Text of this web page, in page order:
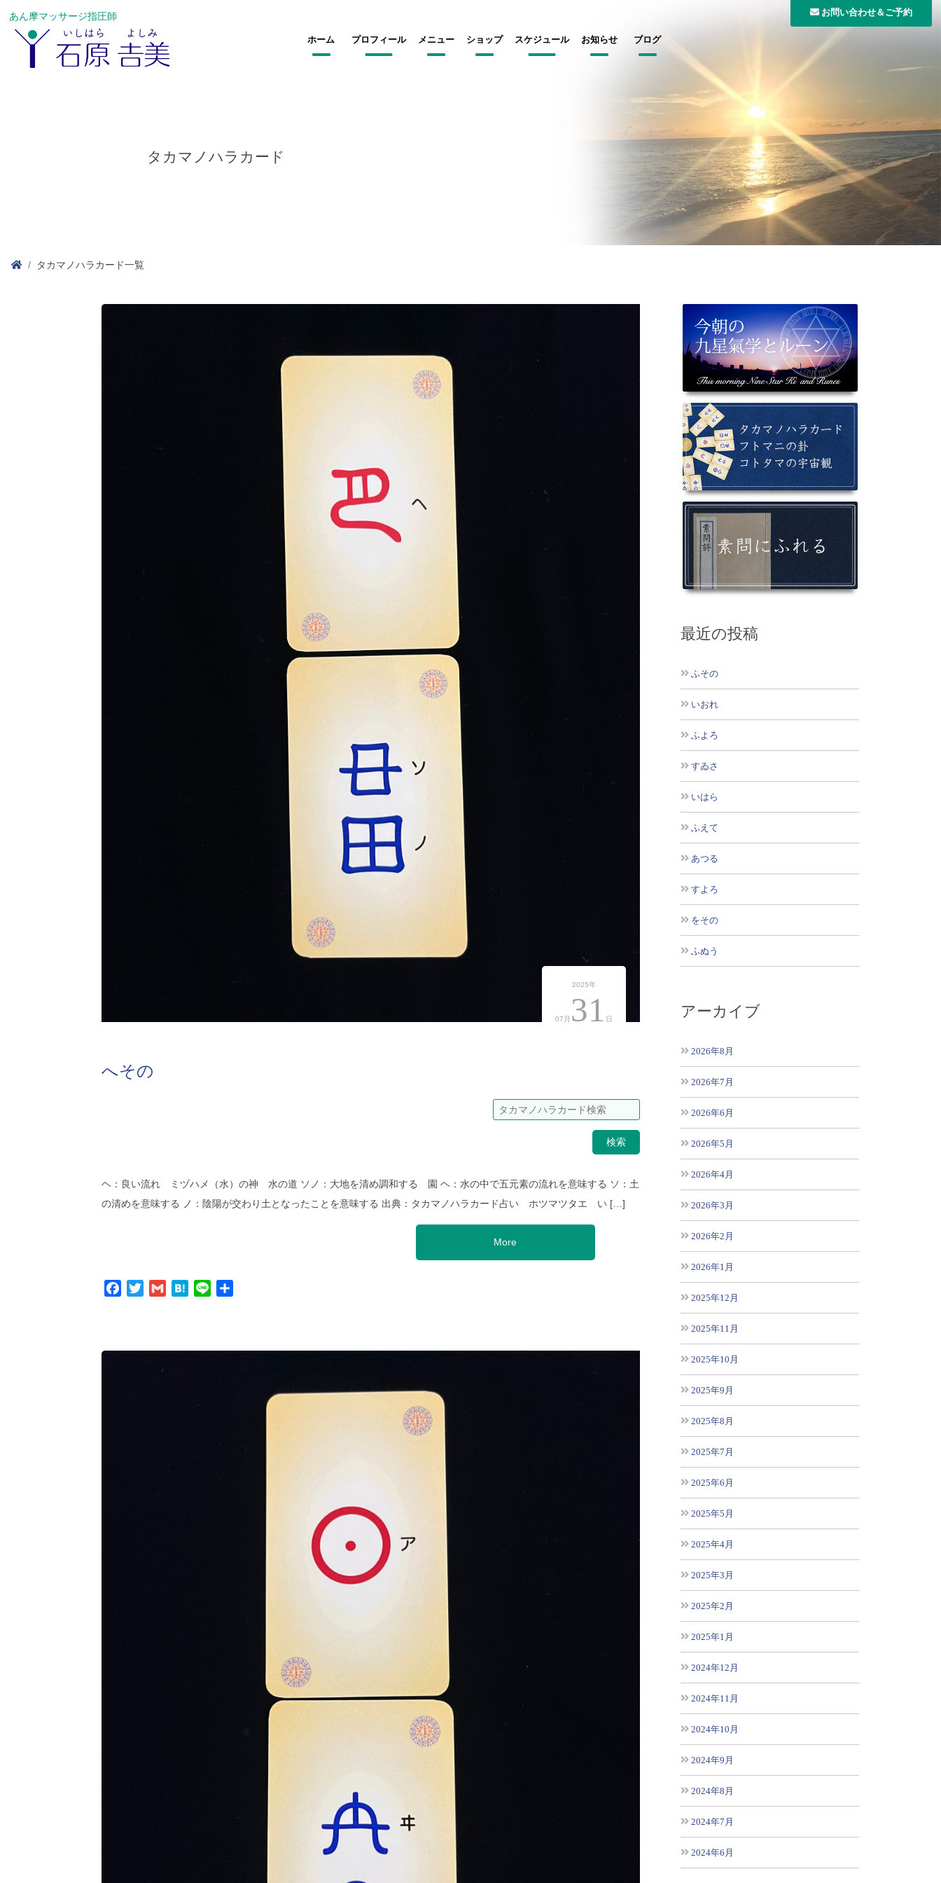
あん摩マッサージ指圧師 お問い合わせ＆ご予約
ホーム プロフィール メニュー ショップ スケジュール お知らせ ブログ
タカマノハラカード
タカマノハラカード一覧
2025年
07月 31 日
へその
検索
ヘ：良い流れ ミヅハメ（水）の神 水の道 ソノ：大地を清め調和する 園 ヘ：水の中で五元素の流れを意味する ソ：土
の清めを意味する ノ：陰陽が交わり土となったことを意味する 出典：タカマノハラカード占い ホツマツタエ い […]
More
Facebook
TwitterGmail Hatena
Line
最近の投稿
ふその
いおれ
ふよろ
すゐさ
いはら
ふえて
あつる
すよろ
をその
ふぬう
アーカイブ
2026年8月
2026年7月
2026年6月
2026年5月
2026年4月
2026年3月
2026年2月
2026年1月
2025年12月
2025年11月
2025年10月
2025年9月
2025年8月
2025年7月
2025年6月
2025年5月
2025年4月
2025年3月
2025年2月
2025年1月
2024年12月
2024年11月
2024年10月
2024年9月
2024年8月
2024年7月
2024年6月